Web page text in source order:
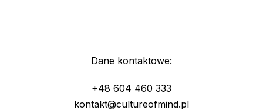
Dane kontaktowe:
+48 604 460 333
kontakt@cultureofmind.pl